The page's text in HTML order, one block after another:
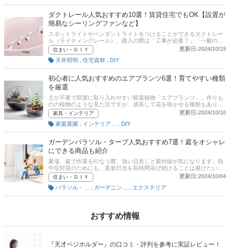
ダクトレール人気おすすめ10選！賃貸住宅でもOK【設置が
簡易なシーリングファンなど】
スポットライトやペンダントライトをつけることができるダクトレー
ル（ライティングレール）。購入の際は「工事が必要？」「一般の家
庭でも使えるの？」などの疑問もたくさん出てくるでしょう。本記事
では、ダクトレールの取り付け方や選び方、そして、おすすめ商品を
厳選。穴をあけずに賃貸でも使える商品や、設置が簡易なシーリング
ファンなど紹介します。記事の後半にはAmazonや楽天など通販サイ
トの最新人気ランキングも載せていますので、売れ筋や口コミもあわ
せてチェックしてみてください。
住まい・ＤＩＹ
更新日:2024/10/19
天井照明
住宅資材 DIY
初心者に人気おすすめのエアプランツ6選！育てやすい種類
を厳選
土が不要で部屋に取り入れやすい観葉植物「エアプランツ」。作りも
のの植物のような見た目ですが、成長して花を咲かせる種類もあり、
おしゃれなインテリアとして注目されています。100均でも買えるほ
ど、身近になっていますよね。本記事では、ガーデンデザイナーの居
場英則さんに話を伺い、エアプランツの選び方とおすすめの商品を紹
介します。チランジア・ウスネオイデスなど初心者でも育てやすい種
類をピックアップ。花が咲く品種もあり、飾り方次第でおしゃれに玄
関やリビングなどを彩ることも。枯れないように日当たりや水やりに
気を付けましょう！後半には、比較一覧表や通販サイトの最新人気ラ
ンキングもあるので、売れ筋や口コミとあわせてチェックしてみてく
ださい。
家具・インテリア
更新日:2024/10/10
家庭菜園
DIY
ガーデンパラソル・タープ人気おすすめ7選！庭をオシャレ
にできる商品も紹介
夏場、庭で作業を行なう際、強い日差しと紫外線が気になります。熱
中症対策のためにも、直射日光を長時間浴び続けることは避けたいも
のです。そんなときに強い味方となってくれるのが、公園やオープン
テラスなどでよく見かけるガーデンパラソルやタープといった、日陰
を作ってくれるアイテム。本来の目的である日陰をつくること以外に
も、オシャレな雰囲気やトロピカルな雰囲気の庭に仕上がります。し
う。本記事では、ガーデンパラソル・タープの選び方とおすすめ商品
をご紹介。ぜひ参考にしてくださいね。
住まい・ＤＩＹ
更新日:2024/10/04
エクステリア
おすすめ情報
『天才ベジホルダー』の口コミ・評判を参考に実証レビュー！